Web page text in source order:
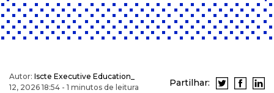
Autor: Iscte Executive Education_
12, 2026 18:54 - 1 minutos de leitura
Partilhar: